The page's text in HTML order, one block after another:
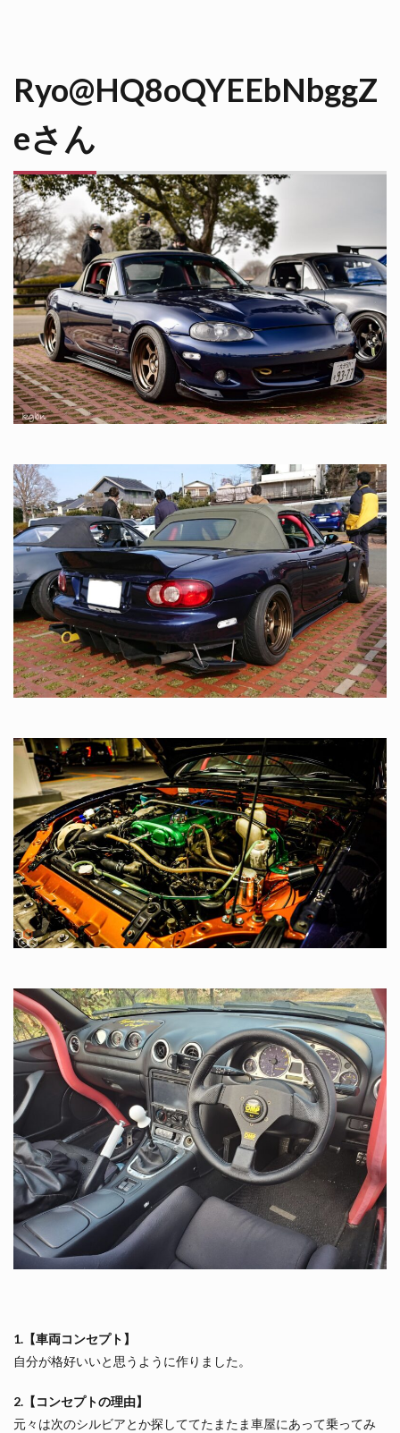
Ryo@HQ8oQYEEbNbggZ
eさん
1.【車両コンセプト】
自分が格好いいと思うように作りました。
2.【コンセプトの理由】
元々は次のシルビアとか探しててたまたま車屋にあって乗ってみ